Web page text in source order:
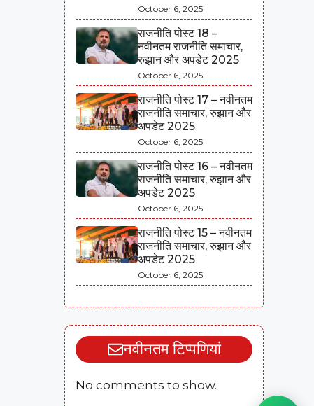
October 6, 2025
राजनीति पोस्ट 18 –
नवीनतम राजनीति समाचार,
रुझान और अपडेट 2025
October 6, 2025
राजनीति पोस्ट 17 – नवीनतम
राजनीति समाचार, रुझान और
अपडेट 2025
October 6, 2025
राजनीति पोस्ट 16 – नवीनतम
राजनीति समाचार, रुझान और
अपडेट 2025
October 6, 2025
राजनीति पोस्ट 15 – नवीनतम
राजनीति समाचार, रुझान और
अपडेट 2025
October 6, 2025
नवीनतम टिप्पणियां
No comments to show.